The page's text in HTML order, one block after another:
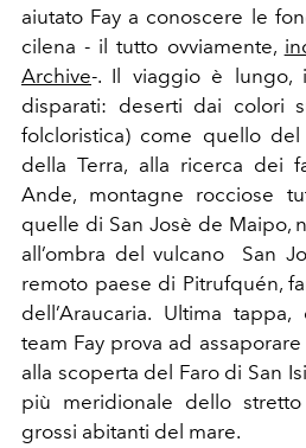
aiutato Fay a conoscere le
cilena - il tutto ovviamente,
Archive-. Il viaggio è lungo,
disparati: deserti dai colori
folcloristica) come quello
della Terra, alla ricerca dei
Ande, montagne rocciose
quelle di San Josè de Maipo,
all’ombra del vulcano San
remoto paese di Pitrufquén,
dell’Araucaria. Ultima
team Fay prova ad
alla scoperta del Faro di San
più meridionale dello
grossi abitanti del mare.